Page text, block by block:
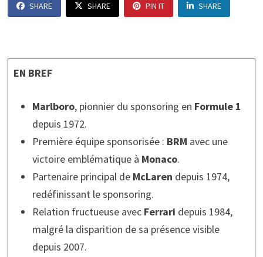
SHARE SHARE PIN IT SHARE
EN BREF
Marlboro, pionnier du sponsoring en Formule 1
depuis 1972.
Première équipe sponsorisée : BRM avec une
victoire emblématique à Monaco.
Partenaire principal de McLaren depuis 1974,
redéfinissant le sponsoring.
Relation fructueuse avec Ferrari depuis 1984,
malgré la disparition de sa présence visible
depuis 2007.